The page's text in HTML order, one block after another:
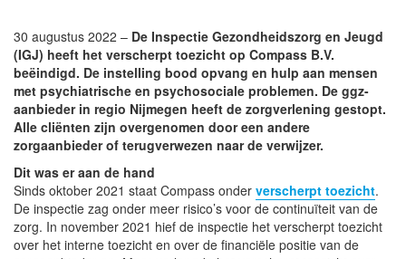
30 augustus 2022 – De Inspectie Gezondheidszorg en Jeugd
(IGJ) heeft het verscherpt toezicht op Compass B.V.
beëindigd. De instelling bood opvang en hulp aan mensen
met psychiatrische en psychosociale problemen. De ggz-
aanbieder in regio Nijmegen heeft de zorgverlening gestopt.
Alle cliënten zijn overgenomen door een andere
zorgaanbieder of terugverwezen naar de verwijzer.
Dit was er aan de hand
Sinds oktober 2021 staat Compass onder verscherpt toezicht.
De inspectie zag onder meer risico’s voor de continuïteit van de
zorg. In november 2021 hief de inspectie het verscherpt toezicht
over het interne toezicht en over de financiële positie van de